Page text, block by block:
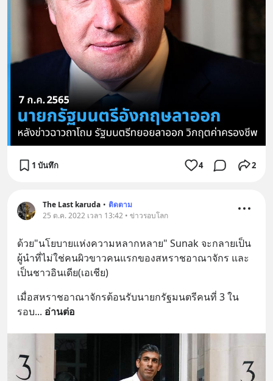
1 บันทึก 4 2
The Last karuda • ติดตาม
25 ต.ค. 2022 เวลา 13:42 • ข่าวรอบโลก
ด้วย"นโยบายแห่งความหลากหลาย" Sunak จะกลายเป็น
ผู้นำที่ไม่ใช่คนผิวขาวคนแรกของสหราชอาณาจักร และ
เป็นชาวอินเดีย(เอเชีย)
เมื่อสหราชอาณาจักรต้อนรับนายกรัฐมนตรีคนที่ 3 ใน
รอบ... อ่านต่อ